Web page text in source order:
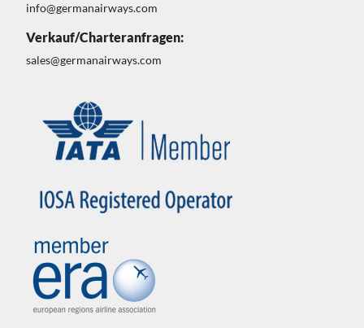
info@germanairways.com
Verkauf/Charteranfragen:
sales@germanairways.com